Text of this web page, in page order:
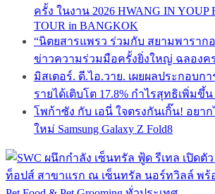
ครั้ง ในงาน 2026 HWANG IN YOUP
TOUR in BANGKOK
“นิตยสารแพรว ร่วมกับ สยามพาราก
ข่าวความร่วมมือครั้งยิ่งใหญ่ ฉลองค
มิสเตอร์. ดี.ไอ.วาย. เผยผลประกอบกา
รายได้เติบโต 17.8% กำไรสุทธิเพิ่มขึ้น
โพก้าซัง กับ เอนี่ ใจตรงกันเกิ๊น! อยา
ใหม่ Samsung Galaxy Z Fold8